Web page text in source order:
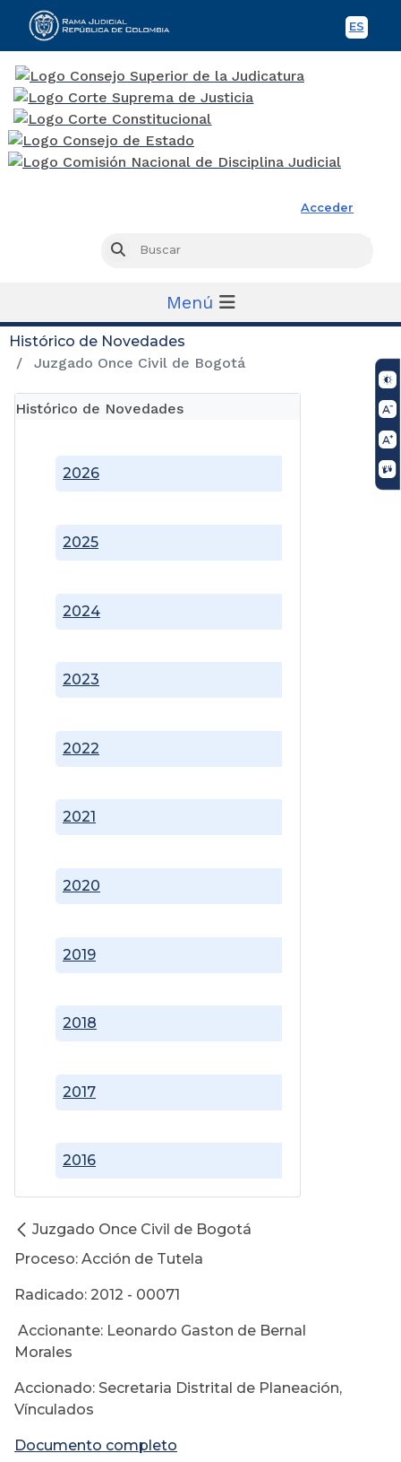
ES
Acceder
Buscar
Menú
Histórico de Novedades
Juzgado Once Civil de Bogotá
Histórico de Novedades
2016
2017
2018
2019
2020
2021
2022
2023
2024
2025
2026
Juzgado Once Civil de Bogotá
Proceso: Acción de Tutela
Radicado: 2012 - 00071
Accionante: Leonardo Gaston de Bernal
Morales
Accionado: Secretaria Distrital de Planeación,
Vínculados
Documento completo